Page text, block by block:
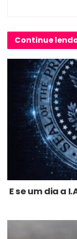
Continue
E se um dia a